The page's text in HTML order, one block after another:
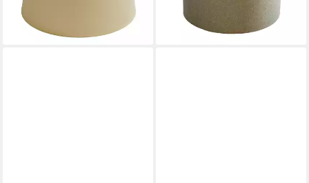
lieferbar - in 4-5 Werktagen bei dir lieferbar - in 4-5 Werktagen bei dir